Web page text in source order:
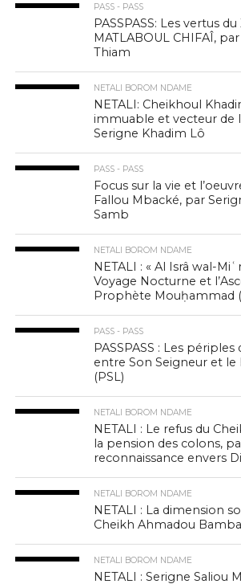
PASS - PASS
PASSPASS: Les vertus du
MATLABOUL CHIFAÎ,
Thiam
NETALI BOROM NDAME
NETALI: Cheikhoul
immuable et vecteur de
Serigne Khadim Lô
PASS - PASS
Focus sur la vie et
Fallou Mbacké, par
Samb
NETALI BOROM NDAME
NETALI : « Al Isrâ wal-
Voyage Nocturne et
Prophète Mouḥammad
PASS - PASS
PASSPASS : Les périples
entre Son Seigneur et
(PSL)
NETALI BOROM NDAME
NETALI : Le refus du
la pension des colons,
reconnaissance envers
NETALI BOROM NDAME
NETALI : La dimension
Cheikh Ahmadou
NETALI BOROM NDAME
NETALI : Serigne Saliou